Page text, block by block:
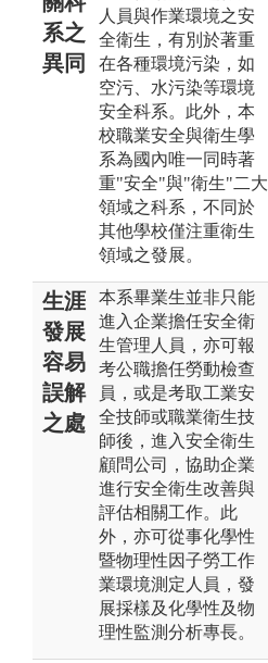
系之
異同
人員與作業環境之安
全衛生，有別於著重
在各種環境污染，如
空污、水污染等環境
安全科系。此外，本
校職業安全與衛生學
系為國內唯一同時著
重"安全"與"衛生"二大
領域之科系，不同於
其他學校僅注重衛生
領域之發展。
生涯
發展
容易
誤解
之處
本系畢業生並非只能
進入企業擔任安全衛
生管理人員，亦可報
考公職擔任勞動檢查
員，或是考取工業安
全技師或職業衛生技
師後，進入安全衛生
顧問公司，協助企業
進行安全衛生改善與
評估相關工作。此
外，亦可從事化學性
暨物理性因子勞工作
業環境測定人員，發
展採樣及化學性及物
理性監測分析專長。